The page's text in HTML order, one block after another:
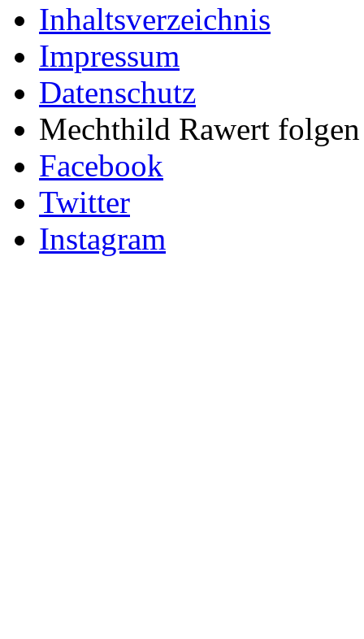
Inhaltsverzeichnis
Impressum
Datenschutz
Mechthild Rawert
Facebook
Twitter
Instagram